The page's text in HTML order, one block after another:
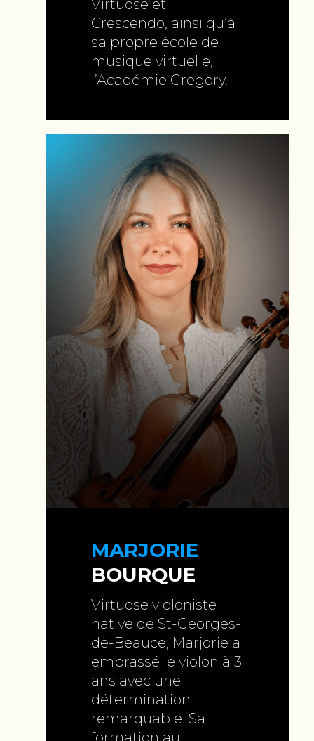
Virtuose et
Crescendo, ainsi qu’à
sa propre école de
musique virtuelle,
l’Académie Gregory.
MARJORIE
BOURQUE
Virtuose violoniste
native de St-Georges-
de-Beauce, Marjorie a
embrassé le violon à 3
ans avec une
détermination
remarquable. Sa
formation au